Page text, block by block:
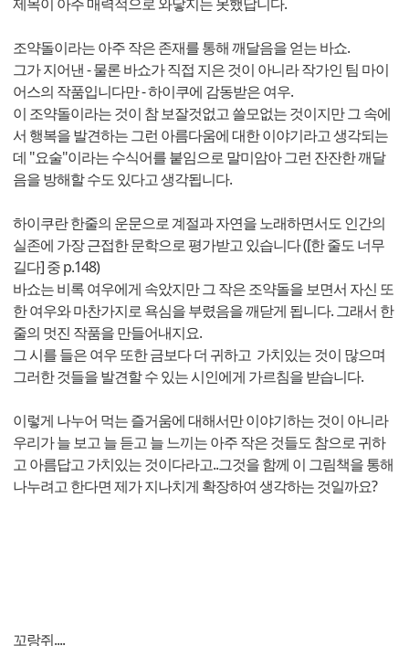
조약돌이라는 아주 작은 존재를 통해 깨달음을 얻는 바쇼.
그가 지어낸 - 물론 바쇼가 직접 지은 것이 아니라 작가인 팀 마이
어스의 작품입니다만 - 하이쿠에 감동받은 여우.
이 조약돌이라는 것이 참 보잘것없고 쓸모없는 것이지만 그 속에
서 행복을 발견하는 그런 아름다움에 대한 이야기라고 생각되는
데 "요술"이라는 수식어를 붙임으로 말미암아 그런 잔잔한 깨달
음을 방해할 수도 있다고 생각됩니다.
하이쿠란 한줄의 운문으로 계절과 자연을 노래하면서도 인간의
실존에 가장 근접한 문학으로 평가받고 있습니다 ([한 줄도 너무
길다] 중 p.148)
바쇼는 비록 여우에게 속았지만 그 작은 조약돌을 보면서 자신 또
한 여우와 마찬가지로 욕심을 부렸음을 깨닫게 됩니다. 그래서 한
줄의 멋진 작품을 만들어내지요.
그 시를 들은 여우 또한 금보다 더 귀하고 가치있는 것이 많으며
그러한 것들을 발견할 수 있는 시인에게 가르침을 받습니다.
이렇게 나누어 먹는 즐거움에 대해서만 이야기하는 것이 아니라
우리가 늘 보고 늘 듣고 늘 느끼는 아주 작은 것들도 참으로 귀하
고 아름답고 가치있는 것이다라고..그것을 함께 이 그림책을 통해
나누려고 한다면 제가 지나치게 확장하여 생각하는 것일까요?
꼬랑쥐....